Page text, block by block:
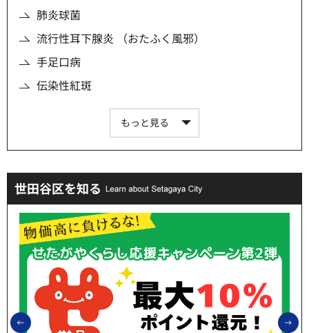
肺炎球菌
流行性耳下腺炎 （おたふく風邪）
手足口病
伝染性紅斑
もっと見る
世田谷区を知る
前のスライドを表示